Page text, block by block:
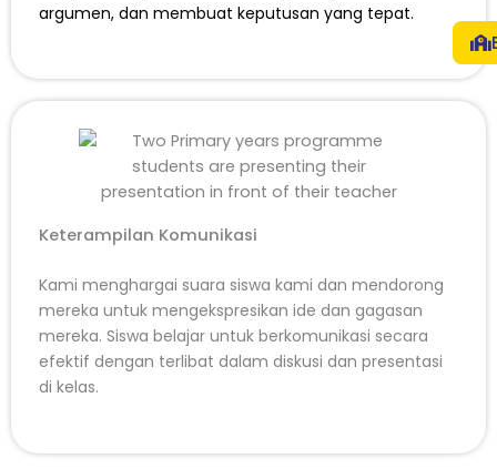
argumen, dan membuat keputusan yang tepat.
Keterampilan Komunikasi
Kami menghargai suara siswa kami dan mendorong
mereka untuk mengekspresikan ide dan gagasan
mereka. Siswa belajar untuk berkomunikasi secara
efektif dengan terlibat dalam diskusi dan presentasi
di kelas.